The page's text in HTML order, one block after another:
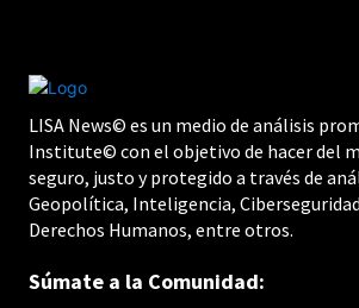
LISA News© es un medio de análisis
Institute© con el objetivo de hacer del
seguro, justo y protegido a través de
Geopolítica, Inteligencia,
Derechos Humanos, entre otros.
Súmate a la Comunidad: